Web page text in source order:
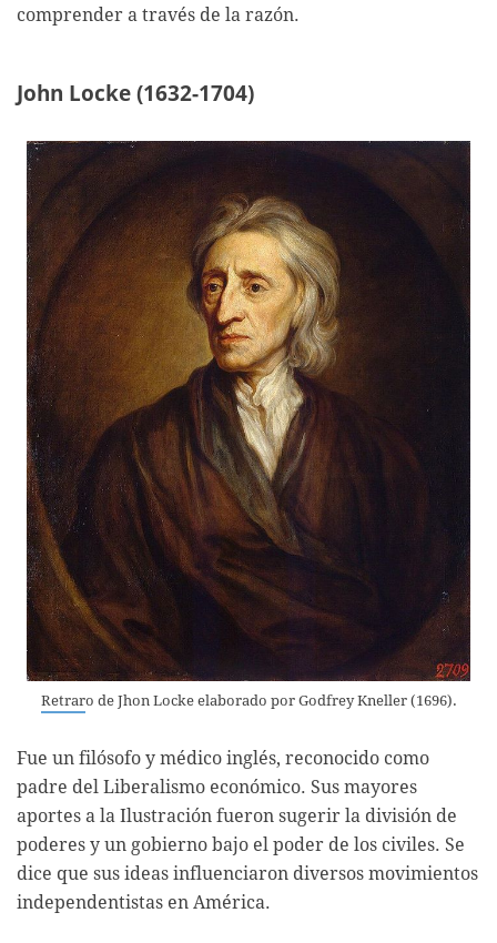
comprender a través de la razón.
John Locke (1632-1704)
Retraro de Jhon Locke elaborado por Godfrey Kneller (1696).
Fue un filósofo y médico inglés, reconocido como
padre del Liberalismo económico. Sus mayores
aportes a la Ilustración fueron sugerir la división de
poderes y un gobierno bajo el poder de los civiles. Se
dice que sus ideas influenciaron diversos movimientos
independentistas en América.